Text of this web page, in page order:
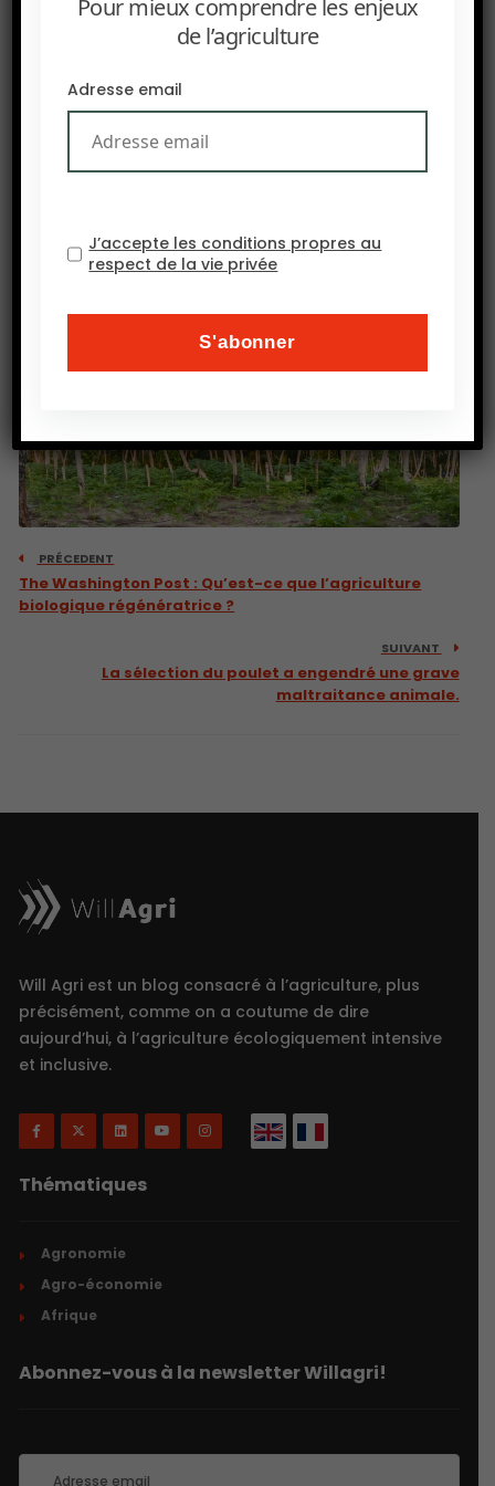
reste sous-financé et sous-représenté sur les
marchés de capitaux.
PRÉCEDENT
The Washington Post : Qu’est-ce que l’agriculture
biologique régénératrice ?
SUIVANT
La sélection du poulet a engendré une grave
maltraitance animale.
Will Agri est un blog consacré à l’agriculture, plus
précisément, comme on a coutume de dire
aujourd’hui, à l’agriculture écologiquement intensive
et inclusive.
Thématiques
Agronomie
Agro-économie
Afrique
Abonnez-vous à la newsletter Willagri!
Pour mieux comprendre les enjeux
de l’agriculture
Adresse email
J’accepte les conditions propres au
respect de la vie privée